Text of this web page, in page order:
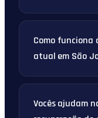
Como
atual em São
Vocês ajudam